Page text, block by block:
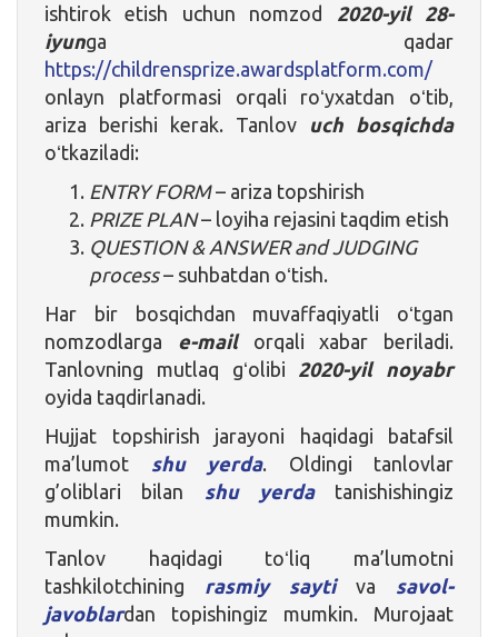
ishtirok etish uchun nomzod 2020-yil 28-
iyunga qadar
https://childrensprize.awardsplatform.com/
onlayn platformasi orqali roʻyxatdan oʻtib,
ariza berishi kerak. Tanlov uch bosqichda
oʻtkaziladi:
ENTRY FORM– ariza topshirish
PRIZE PLAN– loyiha rejasini taqdim etish
QUESTION & ANSWER and JUDGING
process– suhbatdan oʻtish.
Har bir bosqichdan muvaffaqiyatli oʻtgan
nomzodlarga e-mailorqali xabar beriladi.
Tanlovning mutlaq gʻolibi 2020-yil noyabr
oyida taqdirlanadi.
Hujjat topshirish jarayoni haqidagi batafsil
ma’lumot shu yerda. Oldingi tanlovlar
g’oliblari bilan shu yerdatanishishingiz
mumkin.
Tanlov haqidagi toʻliq ma’lumotni
tashkilotchining rasmiy saytiva savol-
javoblardan topishingiz mumkin. Murojaat